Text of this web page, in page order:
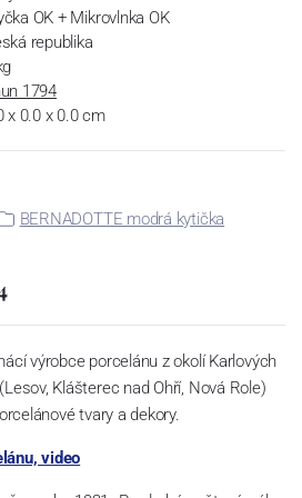
OK + Mikrovlnka OK
republika
1794
x 0.0 x 0.0 cm
BERNADOTTE modrá kytička
výrobce porcelánu z okolí Karlových
Klášterec nad Ohří, Nová Role)
tvary a dekory.
video